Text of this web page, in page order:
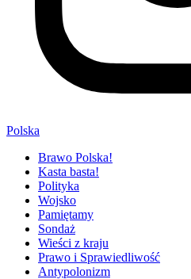
Polska
Brawo Polska!
Kasta basta!
Polityka
Wojsko
Pamiętamy
Sondaż
Wieści z kraju
Prawo i Sprawiedliwość
Antypolonizm